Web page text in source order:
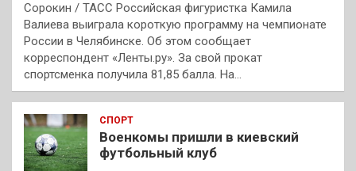
Сорокин / ТАСС Российская фигуристка Камила
Валиева выиграла короткую программу на чемпионате
России в Челябинске. Об этом сообщает
корреспондент «Ленты.ру». За свой прокат
спортсменка получила 81,85 балла. На…
СПОРТ
Военкомы пришли в киевский
футбольный клуб